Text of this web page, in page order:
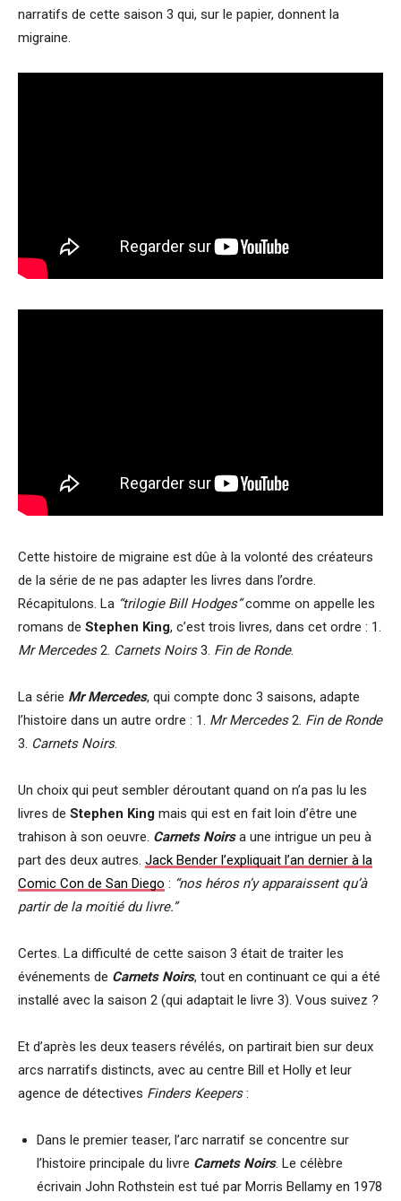
narratifs de cette saison 3 qui, sur le papier, donnent la
migraine.
Cette histoire de migraine est dûe à la volonté des créateurs
de la série de ne pas adapter les livres dans l’ordre.
Récapitulons. La “trilogie Bill Hodges”comme on appelle les
romans de Stephen King, c’est trois livres, dans cet ordre : 1.
Mr Mercedes2. Carnets Noirs3. Fin de Ronde.
La série Mr Mercedes, qui compte donc 3 saisons, adapte
l’histoire dans un autre ordre : 1. Mr Mercedes2. Fin de Ronde
3. Carnets Noirs.
Un choix qui peut sembler déroutant quand on n’a pas lu les
livres de Stephen King mais qui est en fait loin d’être une
trahison à son oeuvre. Carnets Noirsa une intrigue un peu à
part des deux autres. Jack Bender l’expliquait l’an dernier à la
Comic Con de San Diego : “nos héros n’y apparaissent qu’à
partir de la moitié du livre.”
Certes. La difficulté de cette saison 3 était de traiter les
événements de Carnets Noirs, tout en continuant ce qui a été
installé avec la saison 2 (qui adaptait le livre 3). Vous suivez ?
Et d’après les deux teasers révélés, on partirait bien sur deux
arcs narratifs distincts, avec au centre Bill et Holly et leur
agence de détectives Finders Keepers:
Dans le premier teaser, l’arc narratif se concentre sur
l’histoire principale du livre Carnets Noirs. Le célèbre
écrivain John Rothstein est tué par Morris Bellamy en 1978